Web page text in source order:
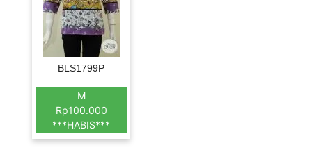
BLS1799P
M
Rp100.000
***HABIS***